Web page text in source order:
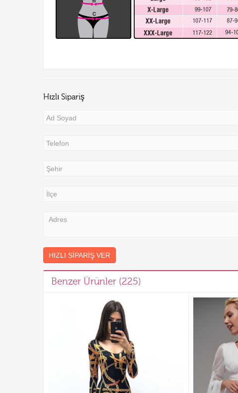
Hızlı Sipariş
HIZLI SIPARIŞ VER
Benzer Ürünler (225)